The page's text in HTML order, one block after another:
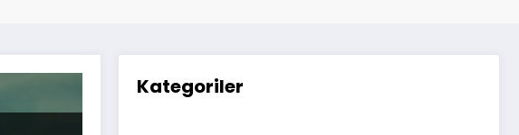
Kategoriler